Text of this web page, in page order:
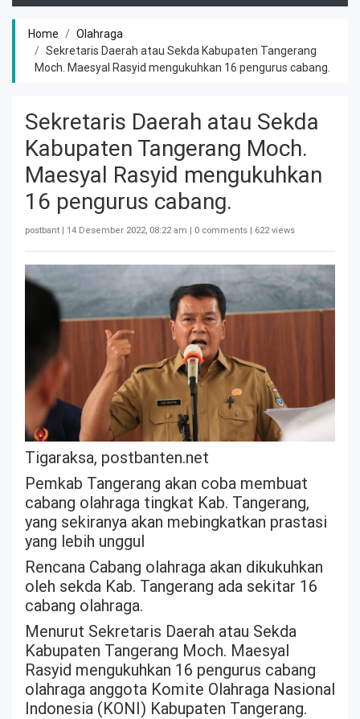
Home
Olahraga
Sekretaris Daerah atau Sekda Kabupaten Tangerang
Moch. Maesyal Rasyid mengukuhkan 16 pengurus cabang.
Sekretaris Daerah atau Sekda
Kabupaten Tangerang Moch.
Maesyal Rasyid mengukuhkan
16 pengurus cabang.
postbant | 14 Desember 2022, 08:22 am | 0 comments | 622 views
Tigaraksa, postbanten.net
Pemkab Tangerang akan coba membuat
cabang olahraga tingkat Kab. Tangerang,
yang sekiranya akan mebingkatkan prastasi
yang lebih unggul
Rencana Cabang olahraga akan dikukuhkan
oleh sekda Kab. Tangerang ada sekitar 16
cabang olahraga.
Menurut Sekretaris Daerah atau Sekda
Kabupaten Tangerang Moch. Maesyal
Rasyid mengukuhkan 16 pengurus cabang
olahraga anggota Komite Olahraga Nasional
Indonesia (KONI) Kabupaten Tangerang.